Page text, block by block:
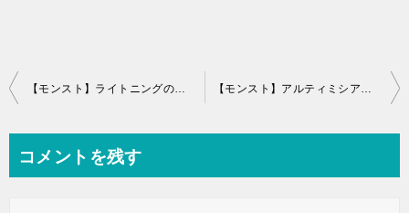
投
ビ
【モンスト】ライトニングの最新評価とわくわくの実！進化と神化どっち？ 【モンスト】アルティミシアの最新評価と適正クエスト！運極は？
コメントを残す